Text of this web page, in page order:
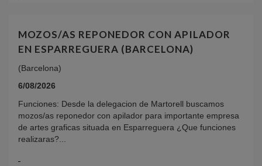
MOZOS/AS REPONEDOR CON APILADOR
EN ESPARREGUERA (BARCELONA)
(Barcelona)
6/08/2026
Funciones: Desde la delegacion de Martorell buscamos
mozos/as reponedor con apilador para importante empresa
de artes graficas situada en Esparreguera ¿Que funciones
realizaras?...